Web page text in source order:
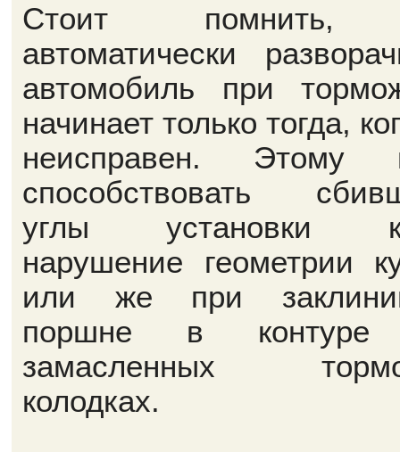
Стоит помнить,
автоматически
автомобиль при
начинает только тогда,
неисправен. Этому
способствовать
углы установки
нарушение геометрии
или же при
поршне в
замасленных
колодках.